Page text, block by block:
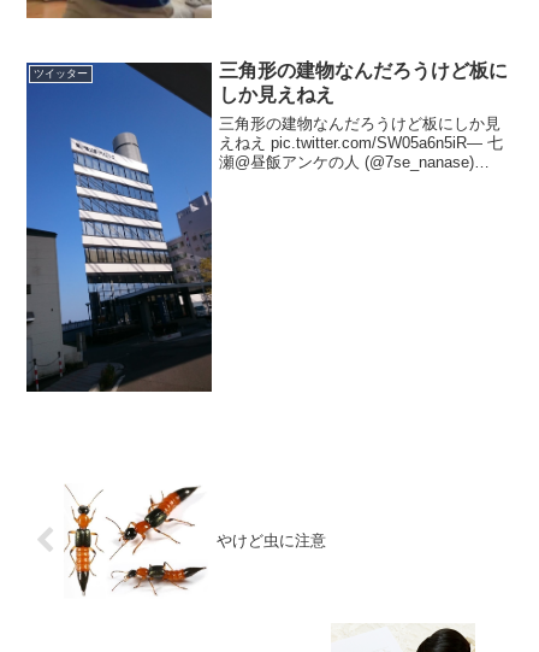
ツイッター
三角形の建物なんだろうけど板に
しか見えねえ
三角形の建物なんだろうけど板にしか見
えねえ pic.twitter.com/SW05a6n5iR— 七
瀬@昼飯アンケの人 (@7se_nanase)
やけど虫に注意